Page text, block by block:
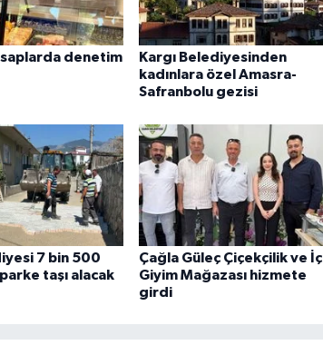
denetim
Kargı Belediyesinden
kadınlara özel Amasra-
Safranbolu gezisi
7 bin 500
taşı alacak
Çağla Güleç Çiçekçilik ve İç
Giyim Mağazası hizmete
girdi